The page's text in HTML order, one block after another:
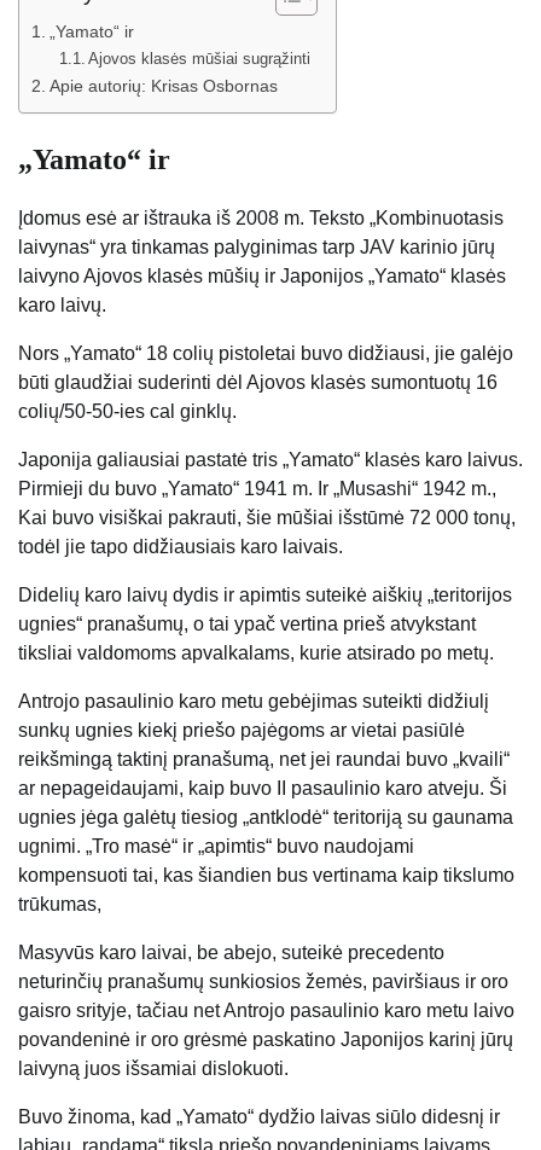
„Yamato“ ir
Ajovos klasės mūšiai sugrąžinti
Apie autorių: Krisas Osbornas
„Yamato“ ir
Įdomus esė ar ištrauka iš 2008 m. Teksto „Kombinuotasis
laivynas“ yra tinkamas palyginimas tarp JAV karinio jūrų
laivyno Ajovos klasės mūšių ir Japonijos „Yamato“ klasės
karo laivų.
Nors „Yamato“ 18 colių pistoletai buvo didžiausi, jie galėjo
būti glaudžiai suderinti dėl Ajovos klasės sumontuotų 16
colių/50-50-ies cal ginklų.
Japonija galiausiai pastatė tris „Yamato“ klasės karo laivus.
Pirmieji du buvo „Yamato“ 1941 m. Ir „Musashi“ 1942 m.,
Kai buvo visiškai pakrauti, šie mūšiai išstūmė 72 000 tonų,
todėl jie tapo didžiausiais karo laivais.
Didelių karo laivų dydis ir apimtis suteikė aiškių „teritorijos
ugnies“ pranašumų, o tai ypač vertina prieš atvykstant
tiksliai valdomoms apvalkalams, kurie atsirado po metų.
Antrojo pasaulinio karo metu gebėjimas suteikti didžiulį
sunkų ugnies kiekį priešo pajėgoms ar vietai pasiūlė
reikšmingą taktinį pranašumą, net jei raundai buvo „kvaili“
ar nepageidaujami, kaip buvo II pasaulinio karo atveju. Ši
ugnies jėga galėtų tiesiog „antklodė“ teritoriją su gaunama
ugnimi. „Tro masė“ ir „apimtis“ buvo naudojami
kompensuoti tai, kas šiandien bus vertinama kaip tikslumo
trūkumas,
Masyvūs karo laivai, be abejo, suteikė precedento
neturinčių pranašumų sunkiosios žemės, paviršiaus ir oro
gaisro srityje, tačiau net Antrojo pasaulinio karo metu laivo
povandeninė ir oro grėsmė paskatino Japonijos karinį jūrų
laivyną juos išsamiai dislokuoti.
Buvo žinoma, kad „Yamato“ dydžio laivas siūlo didesnį ir